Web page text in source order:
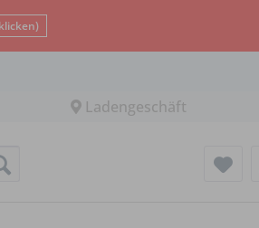
Ladengeschäft